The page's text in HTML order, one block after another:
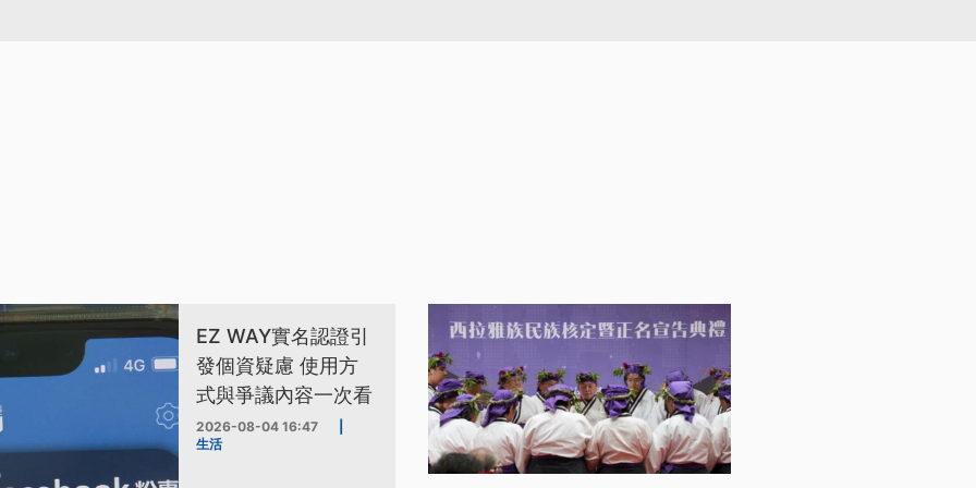
EZ WAY實名認證引
發個資疑慮 使用方
式與爭議內容一次看
2026-08-04 16:47
生活